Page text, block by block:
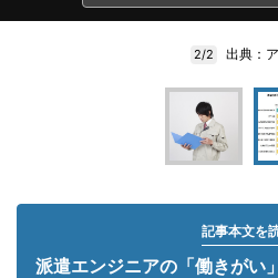
2/2 出典：
記事本文を
派遣エンジニアの「働きが